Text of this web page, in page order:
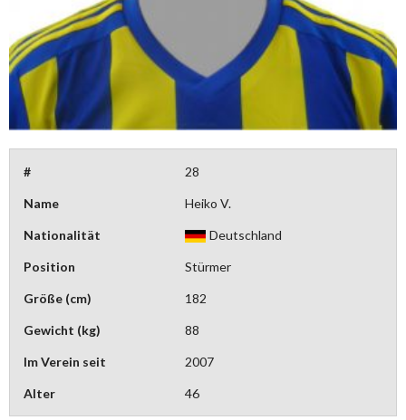
# 28
Name Heiko V.
Nationalität Deutschland
Position Stürmer
Größe (cm) 182
Gewicht (kg) 88
Im Verein seit 2007
Alter 46